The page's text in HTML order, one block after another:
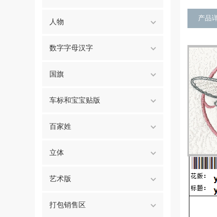
人物
数字字母汉字
国旗
车标和宝宝贴版
百家姓
立体
艺术版
打包销售区
产品